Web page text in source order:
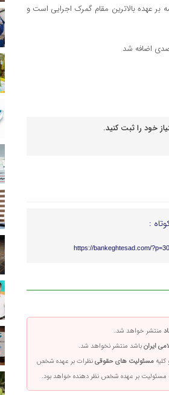
عهده بالاترین مقام گمرک اجرایی است و
خود را ثبت کنید.
:
https://bankeghtesad.com/
منتشر خواهد شد.
ایرانباشد منتشر نخواهد شد.
مسئولیت های حقوقینظرات بر عهده شخص
مسئولیت بر عهده شخص نظر دهنده خواهد بود.